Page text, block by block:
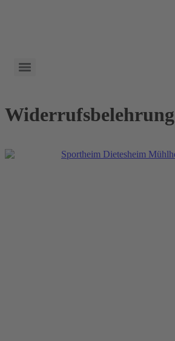
Widerrufsbelehrung